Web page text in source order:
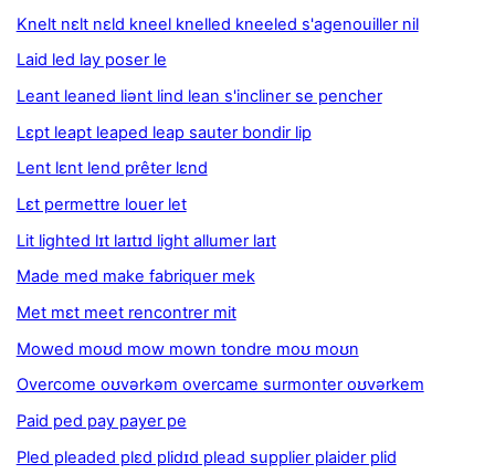
Knelt nɛlt nɛld kneel knelled kneeled s'agenouiller nil
Laid led lay poser le
Leant leaned liənt lind lean s'incliner se pencher
Lɛpt leapt leaped leap sauter bondir lip
Lent lɛnt lend prêter lɛnd
Lɛt permettre louer let
Lit lighted lɪt laɪtɪd light allumer laɪt
Made med make fabriquer mek
Met mɛt meet rencontrer mit
Mowed moʊd mow mown tondre moʊ moʊn
Overcome oʊvərkəm overcame surmonter oʊvərkem
Paid ped pay payer pe
Pled pleaded plɛd plidɪd plead supplier plaider plid